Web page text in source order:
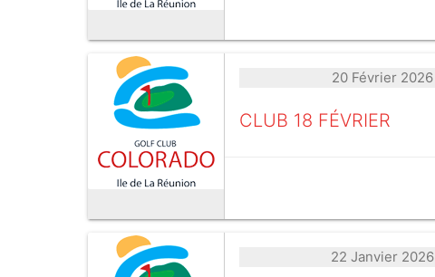
20 Février 2026
CLUB 18 FÉVRIER
22 Janvier 2026